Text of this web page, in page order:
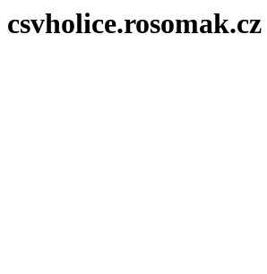
csvholice.rosomak.cz